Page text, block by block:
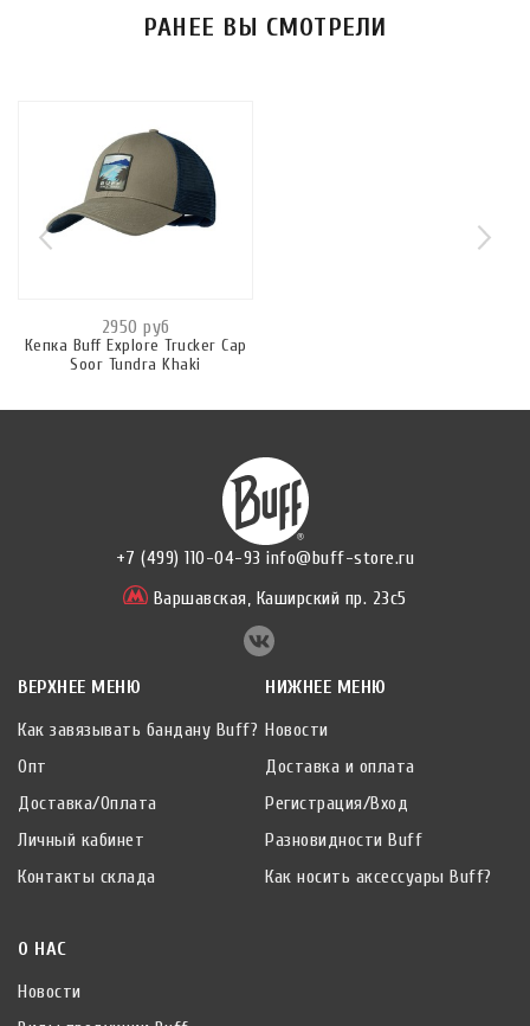
РАНЕЕ ВЫ СМОТРЕЛИ
2950 руб
Кепка Buff Explore Trucker Cap
Soor Tundra Khaki
+7 (499) 110-04-93 info@buff-store.ru
Варшавская, Каширский пр. 23с5
ВЕРХНЕЕ МЕНЮ
Как завязывать бандану Buff?
Опт
Доставка/Оплата
Личный кабинет
Контакты склада
НИЖНЕЕ МЕНЮ
Новости
Доставка и оплата
Регистрация/Вход
Разновидности Buff
Как носить аксессуары Buff?
О НАС
Новости